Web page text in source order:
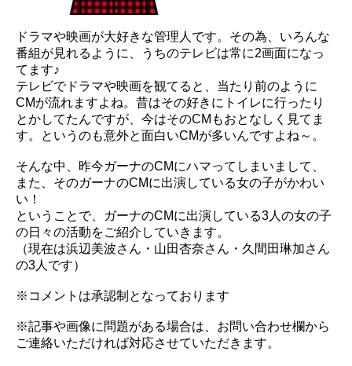
ドラマや映画が大好きな管理人です。その為、いろんな
番組が見れるように、うちのテレビは常に2画面になっ
てます♪
テレビでドラマや映画を観てると、当たり前のように
CMが流れますよね。昔はその好きにトイレに行ったり
とかしてたんですが、今はそのCMもおとなしく見てま
す。というのも意外と面白いCMが多いんですよね～。
そんな中、昨今ガーナのCMにハマってしまいまして、
また、そのガーナのCMに出演している女の子がかわい
い！
ということで、ガーナのCMに出演している3人の女の子
の日々の活動をご紹介していきます。
（現在は浜辺美波さん・山田杏奈さん・久間田琳加さん
の3人です）
※コメントは承認制となっております
※記事や画像に問題がある場合は、お問い合わせ欄から
ご連絡いただければ対応させていただきます。